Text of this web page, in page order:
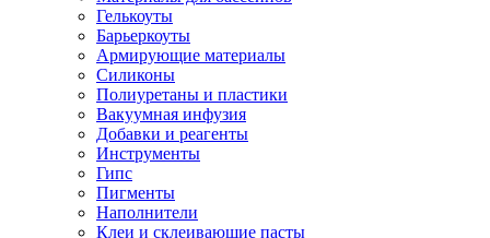
Гелькоуты
Барьеркоуты
Армирующие материалы
Силиконы
Полиуретаны и пластики
Вакуумная инфузия
Добавки и реагенты
Инструменты
Гипс
Пигменты
Наполнители
Клеи и склеивающие пасты